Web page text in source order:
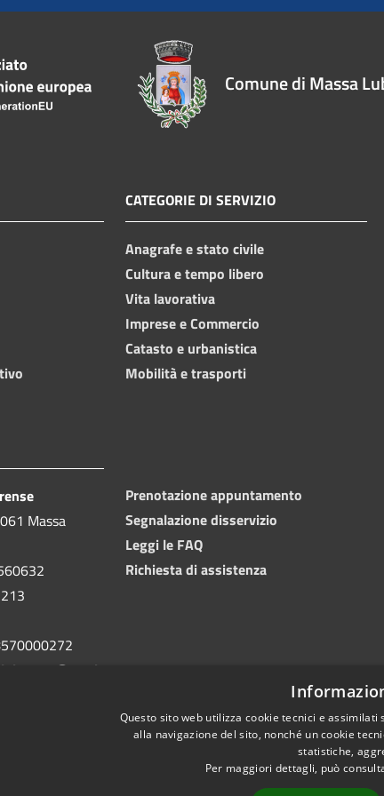
Comune di Massa
CATEGORIE DI SERVIZIO
Anagrafe e stato civile
Cultura e tempo libero
Vita lavorativa
Imprese e Commercio
Catasto e urbanistica
Mobilità e trasporti
Massa
Prenotazione appuntamento
Segnalazione disservizio
Leggi le FAQ
Richiesta di assistenza
Questo sito web utilizza cookie tecnici e
alla navigazione del sito, nonché un cookie
statistiche,
Per maggiori dettagli, può